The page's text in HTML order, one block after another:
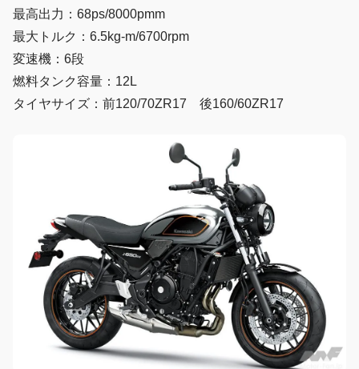
最高出力：68ps/8000pmm
最大トルク：6.5kg-m/6700rpm
変速機：6段
燃料タンク容量：12L
タイヤサイズ：前120/70ZR17 後160/60ZR17